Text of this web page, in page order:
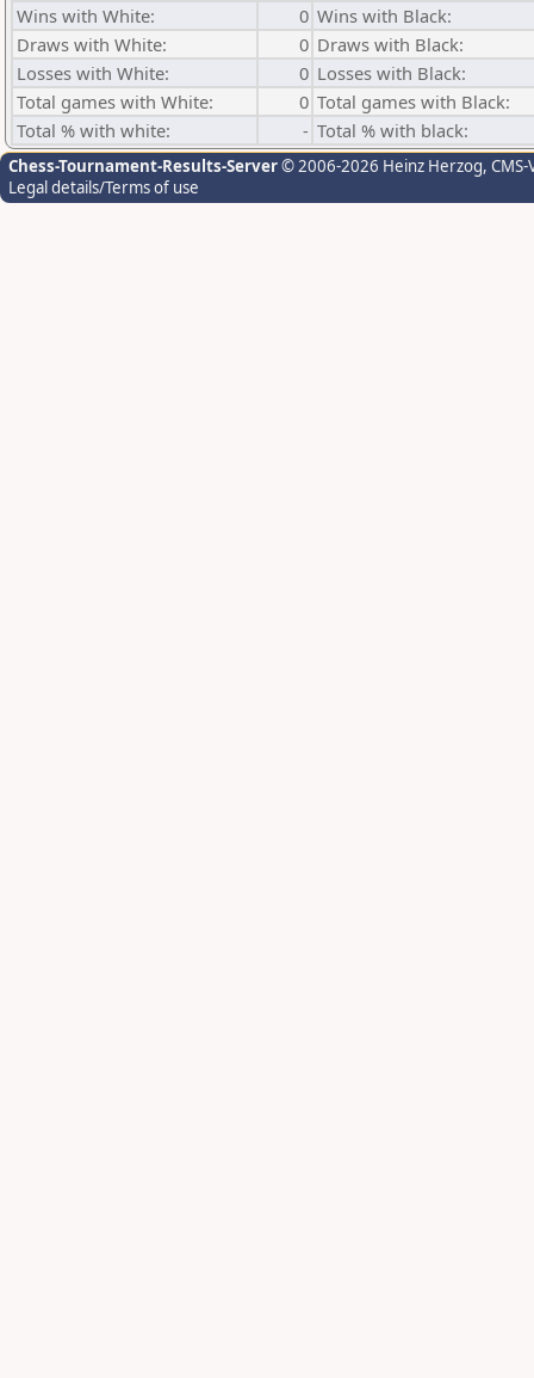
Wins with White:
0 Wins with Black:
Draws with White:
0 Draws with Black:
Losses with White:
0 Losses with Black:
Total games with White:
0 Total games with Black:
Total % with white:
- Total % with black:
Chess-Tournament-Results-Server© 2006-2026 Heinz Herzog,
Legal details/Terms of use